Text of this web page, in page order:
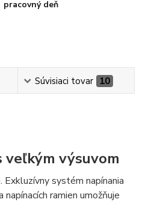
pracovný deň
Súvisiaci tovar 10
výsuvom
systém napínania
ramien umožňuje